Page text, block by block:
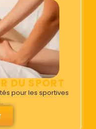
DU SPORT
pour les sportives